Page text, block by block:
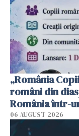
„România
români din
România într-
06 AUGUST 2026